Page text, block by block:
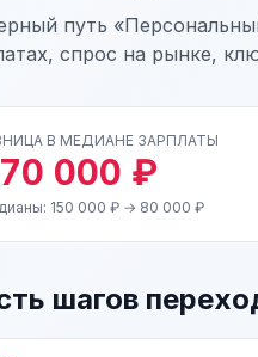
путь
спрос на рынке,
В МЕДИАНЕ ЗАРПЛАТЫ
000 ₽
150 000 ₽ → 80 000 ₽
шагов